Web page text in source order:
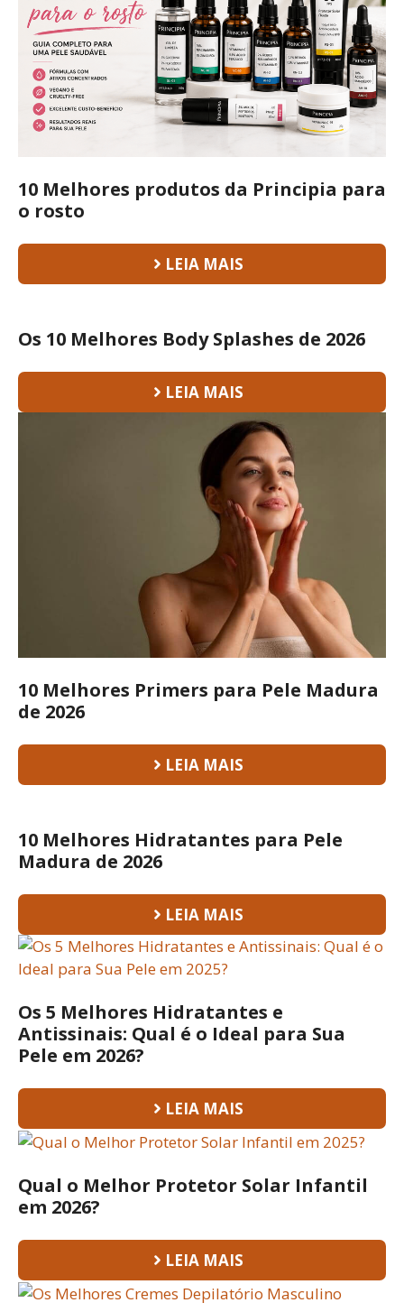
10 Melhores produtos da Principia para
o rosto
LEIA MAIS
Os 10 Melhores Body Splashes de 2026
LEIA MAIS
10 Melhores Primers para Pele Madura
de 2026
LEIA MAIS
10 Melhores Hidratantes para Pele
Madura de 2026
LEIA MAIS
Os 5 Melhores Hidratantes e
Antissinais: Qual é o Ideal para Sua
Pele em 2026?
LEIA MAIS
Qual o Melhor Protetor Solar Infantil
em 2026?
LEIA MAIS